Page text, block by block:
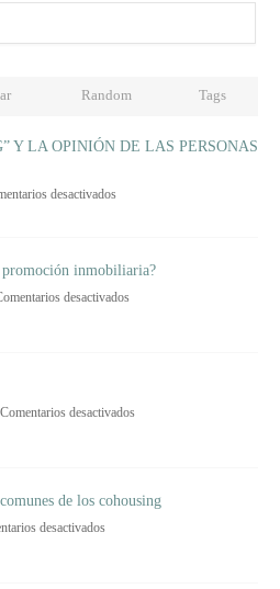
Random Tags
Y LA OPINIÓN DE LAS PERSONAS
desactivadosen
DE
PERSONAS
inmobiliaria?
desactivadosen
Comentarios desactivadosen
de los cohousing
desactivadosen